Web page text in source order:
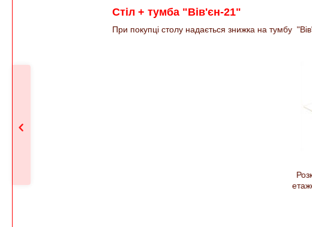
Стіл + тумба "Вів'єн-21"
При покупці столу надається знижка на тумбу "Вів'єн-21" - 15%
Розкладний стіл книжка з
етажеркою (трансформер)